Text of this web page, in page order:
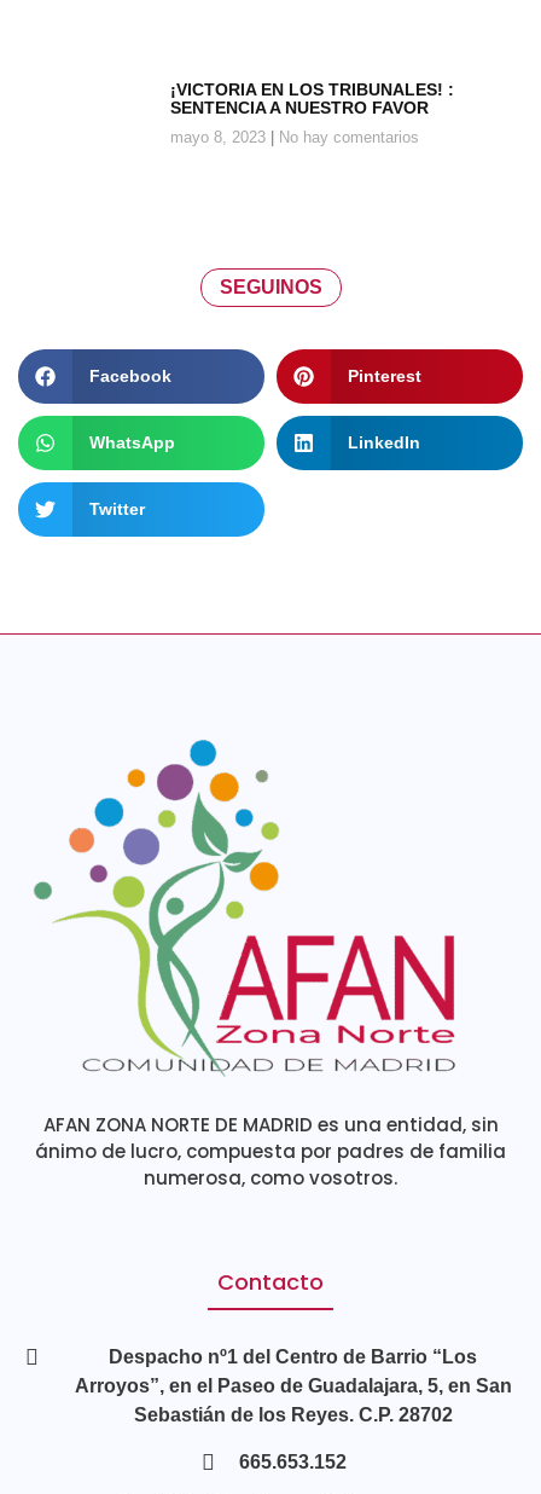
¡VICTORIA EN LOS TRIBUNALES! :
SENTENCIA A NUESTRO FAVOR
mayo 8, 2023 No hay comentarios
SEGUINOS
Facebook Pinterest
WhatsApp LinkedIn
Twitter
AFAN ZONA NORTE DE MADRID es una entidad, sin
ánimo de lucro, compuesta por padres de familia
numerosa, como vosotros.
Contacto
Despacho nº1 del Centro de Barrio “Los
Arroyos”, en el Paseo de Guadalajara, 5, en San
Sebastián de los Reyes. C.P. 28702
665.653.152